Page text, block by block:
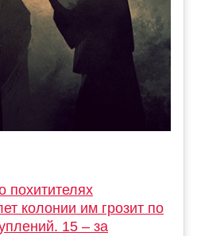
похитителях
колонии им грозит по
15 – за